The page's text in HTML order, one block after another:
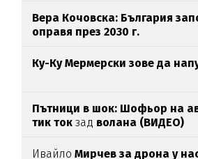
Вера Кочовска: България
оправя през 2030 г.
Ку-Ку Мермерски зове да
Пътници в шок: Шофьор на
тик ток зад волана (ВИДЕО)
ИвайлоМирчев за дрона у